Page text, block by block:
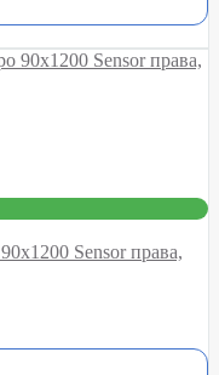
Sensor права,